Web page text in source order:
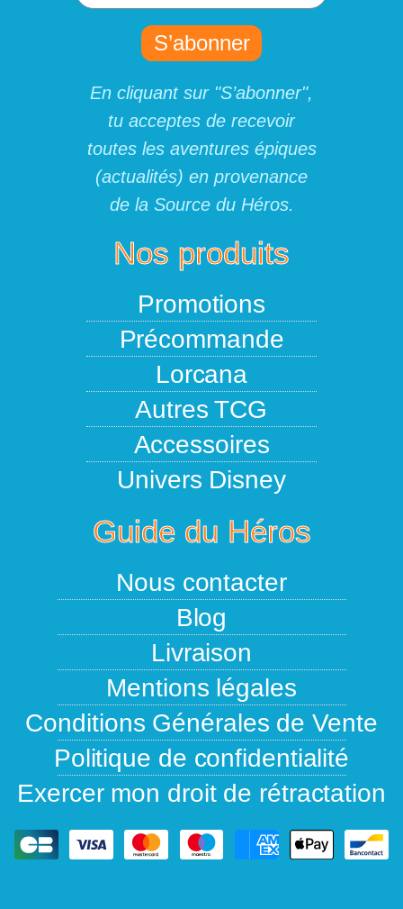
S’abonner
En cliquant sur "S’abonner",
tu acceptes de recevoir
toutes les aventures épiques
(actualités) en provenance
de la Source du Héros.
Nos produits
Promotions
Précommande
Lorcana
Autres TCG
Accessoires
Univers Disney
Guide du Héros
Nous contacter
Blog
Livraison
Mentions légales
Conditions Générales de Vente
Politique de confidentialité
Exercer mon droit de rétractation